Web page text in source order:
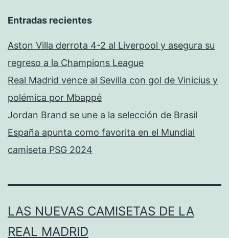
Entradas recientes
Aston Villa derrota 4-2 al Liverpool y asegura su
regreso a la Champions League
Real Madrid vence al Sevilla con gol de Vinicius y
polémica por Mbappé
Jordan Brand se une a la selección de Brasil
España apunta como favorita en el Mundial
camiseta PSG 2024
LAS NUEVAS CAMISETAS DE LA
REAL MADRID